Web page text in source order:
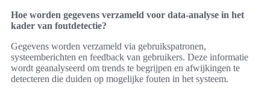
Hoe worden gegevens verzameld voor data-analyse in het
kader van foutdetectie?
Gegevens worden verzameld via gebruikspatronen,
systeemberichten en feedback van gebruikers. Deze informatie
wordt geanalyseerd om trends te begrijpen en afwijkingen te
detecteren die duiden op mogelijke fouten in het systeem.